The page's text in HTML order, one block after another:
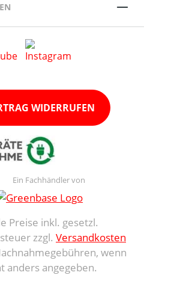
WIDERRUFEN
Ein Fachhändler von
Preise inkl. gesetzl.
zzgl. Versandkosten
wenn
anders angegeben.